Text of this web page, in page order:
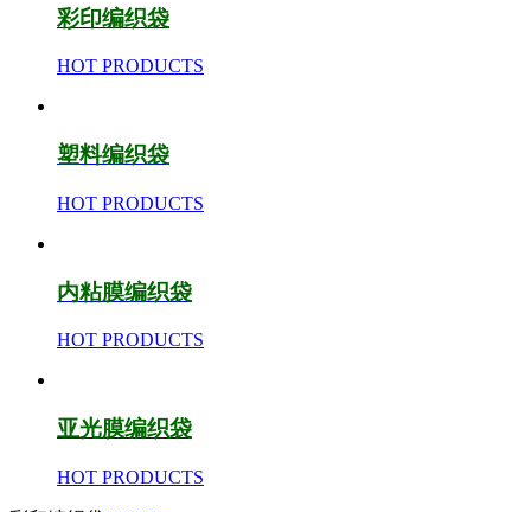
彩印编织袋
HOT PRODUCTS
塑料编织袋
HOT PRODUCTS
内粘膜编织袋
HOT PRODUCTS
亚光膜编织袋
HOT PRODUCTS